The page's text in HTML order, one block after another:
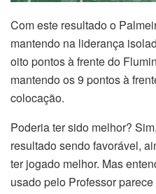
Com este resultado o
mantendo na liderança
oito pontos à frente do
mantendo os 9 pontos à
colocação.
Poderia ter sido melhor?
resultado sendo favorável,
ter jogado melhor. Mas
usado pelo Professor